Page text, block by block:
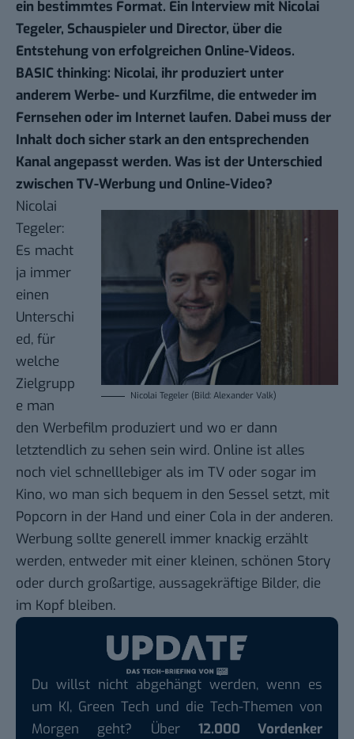
ein bestimmtes Format. Ein Interview mit Nicolai
Tegeler, Schauspieler und Director, über die
Entstehung von erfolgreichen Online-Videos.
BASIC thinking: Nicolai, ihr produziert unter
anderem Werbe- und Kurzfilme, die entweder im
Fernsehen oder im Internet laufen. Dabei muss der
Inhalt doch sicher stark an den entsprechenden
Kanal angepasst werden. Was ist der Unterschied
zwischen TV-Werbung und Online-Video?
Nicolai Tegeler (Bild: Alexander Valk)
Nicolai
Tegeler:
Es macht
ja immer
einen
Unterschi
ed, für
welche
Zielgrupp
e man
den Werbefilm produziert und wo er dann
letztendlich zu sehen sein wird. Online ist alles
noch viel schnelllebiger als im TV oder sogar im
Kino, wo man sich bequem in den Sessel setzt, mit
Popcorn in der Hand und einer Cola in der anderen.
Werbung sollte generell immer knackig erzählt
werden, entweder mit einer kleinen, schönen Story
oder durch großartige, aussagekräftige Bilder, die
im Kopf bleiben.
Du willst nicht abgehängt werden, wenn es
um KI, Green Tech und die Tech-Themen von
Morgen geht? Über 12.000 Vordenker